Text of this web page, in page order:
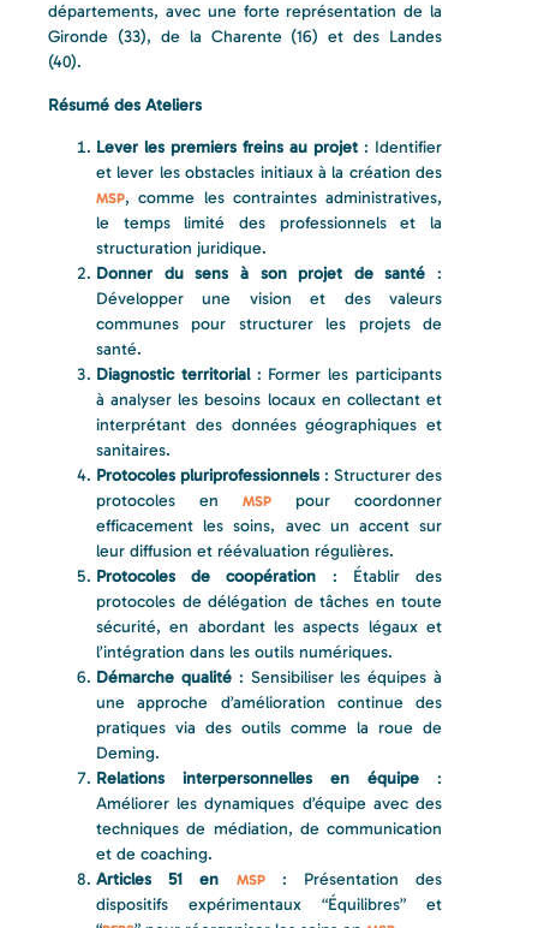
départements, avec une forte représentation de la
Gironde (33), de la Charente (16) et des Landes
(40).
Résumé des Ateliers
Lever les premiers freins au projet : Identifier
et lever les obstacles initiaux à la création des
MSP, comme les contraintes administratives,
le temps limité des professionnels et la
structuration juridique.
Donner du sens à son projet de santé :
Développer une vision et des valeurs
communes pour structurer les projets de
santé.
Diagnostic territorial: Former les participants
à analyser les besoins locaux en collectant et
interprétant des données géographiques et
sanitaires.
Protocoles pluriprofessionnels : Structurer des
protocoles en
MSP
pour coordonner
efficacement les soins, avec un accent sur
leur diffusion et réévaluation régulières.
Protocoles de coopération : Établir des
protocoles de délégation de tâches en toute
sécurité, en abordant les aspects légaux et
l’intégration dans les outils numériques.
Démarche qualité: Sensibiliser les équipes à
une approche d’amélioration continue des
pratiques via des outils comme la roue de
Deming.
Relations interpersonnelles en équipe :
Améliorer les dynamiques d’équipe avec des
techniques de médiation, de communication
et de coaching.
Articles 51 en
MSP: Présentation des
dispositifs expérimentaux “Équilibres” et